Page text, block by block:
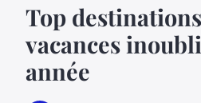
Top
vacances
année